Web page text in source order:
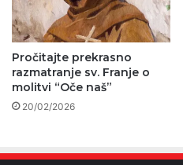
Pročitajte prekrasno
razmatranje sv. Franje o
molitvi “Oče naš”
20/02/2026